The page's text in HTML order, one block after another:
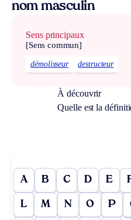
nom masculin
Sens principaux
[Sens commun]
démolisseur destructeur
À découvrir
Quelle est la
A B C D E
L M N O P